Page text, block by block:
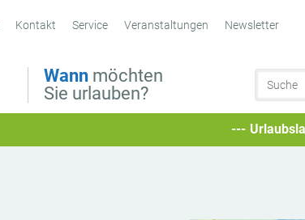
Wann möchten
Sie urlauben?
Kontakt Service Veranstaltungen Newsletter
Urlaubsland